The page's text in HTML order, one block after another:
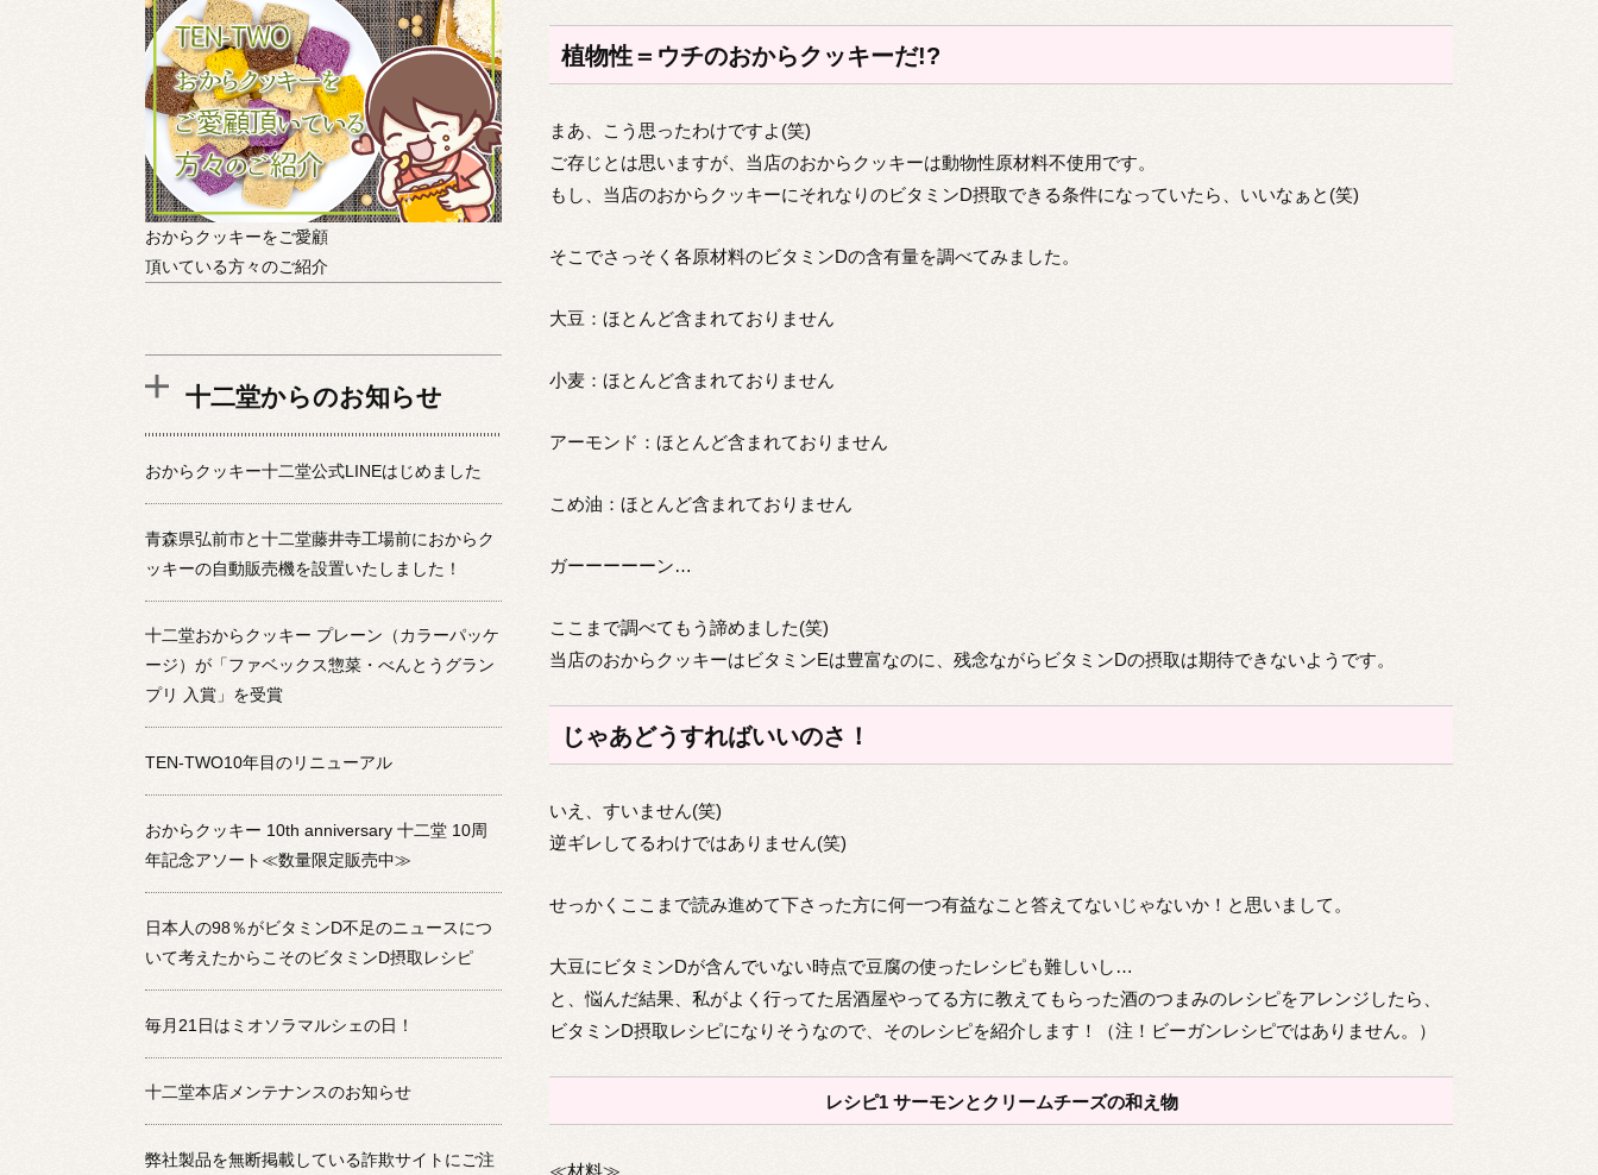
植物性＝ウチのおからクッキーだ!?
まあ、こう思ったわけですよ(笑)
ご存じとは思いますが、当店のおからクッキーは動物性原材料不使用です。
もし、当店のおからクッキーにそれなりのビタミンD摂取できる条件になっていたら、いいなぁと(笑)
そこでさっそく各原材料のビタミンDの含有量を調べてみました。
大豆：ほとんど含まれておりません
小麦：ほとんど含まれておりません
アーモンド：ほとんど含まれておりません
こめ油：ほとんど含まれておりません
ガーーーーーン…
ここまで調べてもう諦めました(笑)
当店のおからクッキーはビタミンEは豊富なのに、残念ながらビタミンDの摂取は期待できないようです。
じゃあどうすればいいのさ！
いえ、すいません(笑)
逆ギレしてるわけではありません(笑)
せっかくここまで読み進めて下さった方に何一つ有益なこと答えてないじゃないか！と思いまして。
大豆にビタミンDが含んでいない時点で豆腐の使ったレシピも難しいし…
と、悩んだ結果、私がよく行ってた居酒屋やってる方に教えてもらった酒のつまみのレシピをアレンジしたら、
ビタミンD摂取レシピになりそうなので、そのレシピを紹介します！（注！ビーガンレシピではありません。）
レシピ1 サーモンとクリームチーズの和え物
≪材料≫
おからクッキーをご愛顧
頂いている方々のご紹介
十二堂からのお知らせ
おからクッキー十二堂公式LINEはじめました
青森県弘前市と十二堂藤井寺工場前におからク
ッキーの自動販売機を設置いたしました！
十二堂おからクッキー プレーン（カラーパッケ
ージ）が「ファベックス惣菜・べんとうグラン
プリ 入賞」を受賞
TEN-TWO10年目のリニューアル
おからクッキー 10th anniversary 十二堂 10周
年記念アソート≪数量限定販売中≫
日本人の98％がビタミンD不足のニュースにつ
いて考えたからこそのビタミンD摂取レシピ
毎月21日はミオソラマルシェの日！
十二堂本店メンテナンスのお知らせ
弊社製品を無断掲載している詐欺サイトにご注